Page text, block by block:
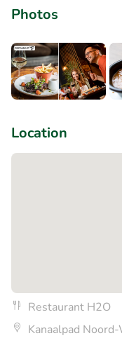
Photos
Location
Restaurant H2O
Kanaalpad